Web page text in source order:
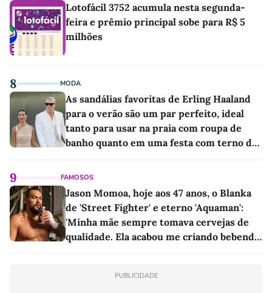
Lotofácil 3752 acumula nesta segunda-
feira e prêmio principal sobe para R$ 5
milhões
8 MODA
As sandálias favoritas de Erling Haaland
para o verão são um par perfeito, ideal
tanto para usar na praia com roupa de
banho quanto em uma festa com terno de
9 FAMOSOS
Jason Momoa, hoje aos 47 anos, o Blanka
de 'Street Fighter' e eterno 'Aquaman':
'Minha mãe sempre tomava cervejas de
qualidade. Ela acabou me criando bebendo
PUBLICIDADE